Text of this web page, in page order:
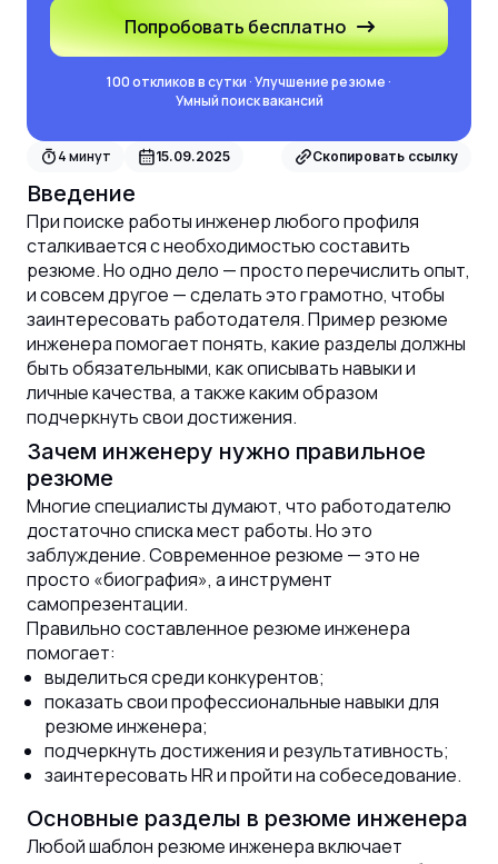
Попробовать бесплатно
100 откликов в сутки · Улучшение резюме ·
Умный поиск вакансий
4минут 15.09.2025 Скопировать ссылку
Введение
При поиске работы инженер любого профиля
сталкивается с необходимостью составить
резюме. Но одно дело — просто перечислить опыт,
и совсем другое — сделать это грамотно, чтобы
заинтересовать работодателя. Пример резюме
инженера помогает понять, какие разделы должны
быть обязательными, как описывать навыки и
личные качества, а также каким образом
подчеркнуть свои достижения.
Зачем инженеру нужно правильное
резюме
Многие специалисты думают, что работодателю
достаточно списка мест работы. Но это
заблуждение. Современное резюме — это не
просто «биография», а инструмент
самопрезентации.
Правильно составленное резюме инженера
помогает:
выделиться среди конкурентов;
показать свои профессиональные навыки для
резюме инженера;
подчеркнуть достижения и результативность;
заинтересовать HR и пройти на собеседование.
Основные разделы в резюме инженера
Любой шаблон резюме инженера включает